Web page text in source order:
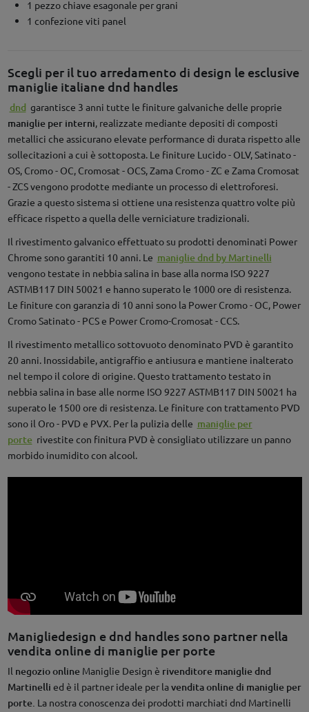
1 pezzo chiave esagonale per grani
1 confezione viti panel
Scegli per il tuo arredamento di design le esclusive
maniglie italiane dnd handles
dnd garantisce 3 anni tutte le finiture galvaniche delle proprie
maniglie per interni, realizzate mediante depositi di composti
metallici che assicurano elevate performance di durata rispetto alle
sollecitazioni a cui è sottoposta. Le finiture Lucido - OLV, Satinato -
OS, Cromo - OC, Cromosat - OCS, Zama Cromo - ZC e Zama Cromosat
- ZCS vengono prodotte mediante un processo di elettroforesi.
Grazie a questo sistema si ottiene una resistenza quattro volte più
efficace rispetto a quella delle verniciature tradizionali.
Il rivestimento galvanico effettuato su prodotti denominati Power
Chrome sono garantiti 10 anni. Le maniglie dnd by Martinelli
vengono testate in nebbia salina in base alla norma ISO 9227
ASTMB117 DIN 50021 e hanno superato le 1000 ore di resistenza.
Le finiture con garanzia di 10 anni sono la Power Cromo - OC, Power
Cromo Satinato - PCS e Power Cromo-Cromosat - CCS.
Il rivestimento metallico sottovuoto denominato PVD è garantito
20 anni. Inossidabile, antigraffio e antiusura e mantiene inalterato
nel tempo il colore di origine. Questo trattamento testato in
nebbia salina in base alle norme ISO 9227 ASTMB117 DIN 50021 ha
superato le 1500 ore di resistenza. Le finiture con trattamento PVD
sono il Oro - PVD e PVX. Per la pulizia delle maniglie per
porte rivestite con finitura PVD è consigliato utilizzare un panno
morbido inumidito con alcool.
Manigliedesign e dnd handles sono partner nella
vendita online di maniglie per porte
Il negozio onlineManiglie Design è rivenditore maniglie dnd
Martinelli ed è il partner ideale per lavendita online di maniglie per
porte. La nostra conoscenza dei prodotti marchiati dnd Martinelli